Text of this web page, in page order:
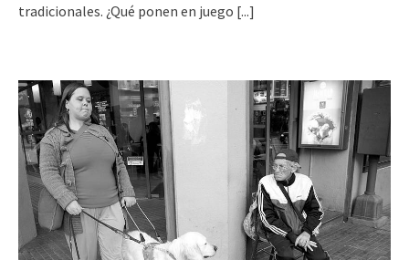
tradicionales. ¿Qué ponen en juego [...]